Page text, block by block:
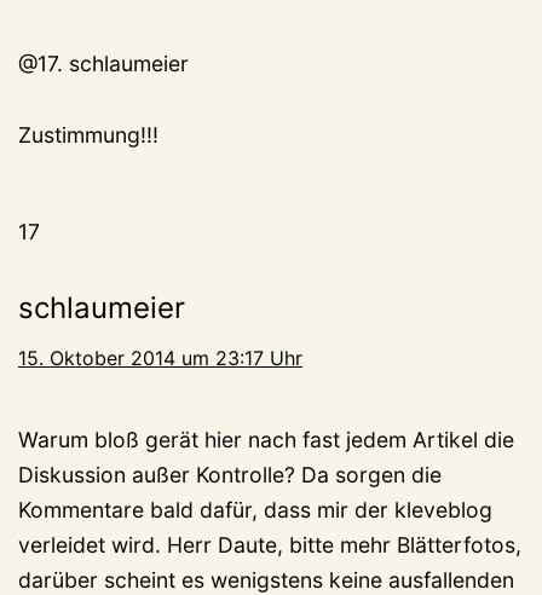
@17. schlaumeier
Zustimmung!!!
17
schlaumeier
15. Oktober 2014 um 23:17 Uhr
Warum bloß gerät hier nach fast jedem Artikel die
Diskussion außer Kontrolle? Da sorgen die
Kommentare bald dafür, dass mir der kleveblog
verleidet wird. Herr Daute, bitte mehr Blätterfotos,
darüber scheint es wenigstens keine ausfallenden